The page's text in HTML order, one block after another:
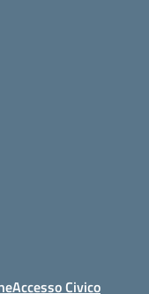
Accesso Civico